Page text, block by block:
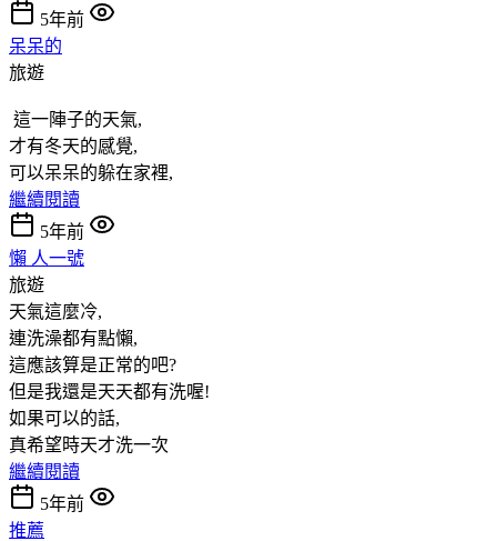
5年前
呆呆的
旅遊
這一陣子的天氣,
才有冬天的感覺,
可以呆呆的躲在家裡,
繼續閱讀
5年前
懶 人一號
旅遊
天氣這麼冷,
連洗澡都有點懶,
這應該算是正常的吧?
但是我還是天天都有洗喔!
如果可以的話,
真希望時天才洗一次
繼續閱讀
5年前
推薦